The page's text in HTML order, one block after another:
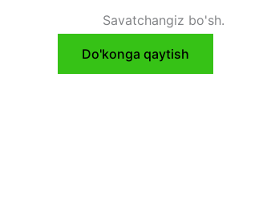
Savatchangiz bo'sh.
Do'konga qaytish